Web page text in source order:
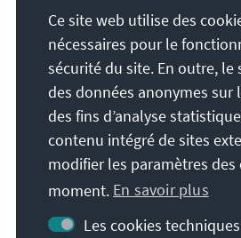
Thèmes
EUROPE ET AFFAIRES
MULTILATÉRALISME ET
Ce site web utilise des
nécessaires pour le
sécurité du site. En outre,
des données anonymes sur
des fins d’analyse
contenu intégré de sites
modifier les paramètres
moment. En savoir plus
Les cookies